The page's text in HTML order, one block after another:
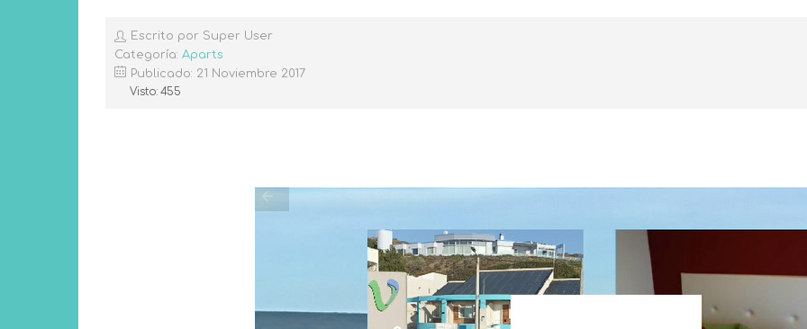
Escrito por Super User
Categoría: Aparts
Publicado: 21 Noviembre 2017
Visto: 455